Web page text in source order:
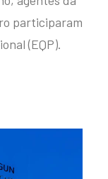
participaram
(EQP).